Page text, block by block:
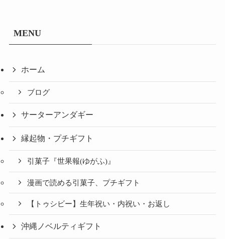
MENU
ホーム
ブログ
サーターアンダギー
縁起物・プチギフト
引菓子『世果報(ゆがふ)』
漫画で読める引菓子、プチギフト
【トゥシビー】生年祝い・内祝い・お返し
沖縄ノベルティギフト